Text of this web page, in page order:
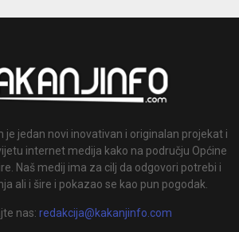
je jedan novi inovativan i originalan projekat i
internet medija kako na području Općine
Naš medij ima za cilj da odgovori potrebi i
ali i šire i pokazao se kao pun pogodak.
nas: redakcija@kakanjinfo.com